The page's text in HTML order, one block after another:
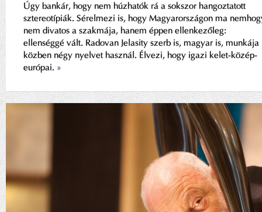
Úgy bankár, hogy nem húzhatók rá a sokszor hangoztatott
sztereotípiák. Sérelmezi is, hogy Magyarországon ma
nem divatos a szakmája, hanem éppen ellenkezőleg:
ellenséggé vált. Radovan Jelasity szerb is, magyar is, munkája
közben négy nyelvet használ. Élvezi, hogy igazi kelet-közép-
európai. »